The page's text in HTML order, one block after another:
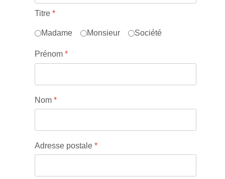
Titre *
Madame Monsieur Société
Prénom *
Nom *
Adresse postale *